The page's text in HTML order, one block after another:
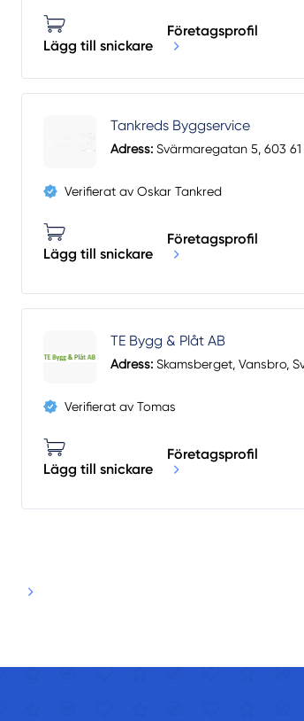
Lägg till snickare
Företagsprofil
Tankreds Byggservice
Adress: Svärmaregatan 5, 603
Verifierat av Oskar Tankred
Lägg till snickare
Företagsprofil
TE Bygg & Plåt AB
Adress: Skamsberget, Vansbro,
Verifierat av Tomas
Lägg till snickare
Företagsprofil